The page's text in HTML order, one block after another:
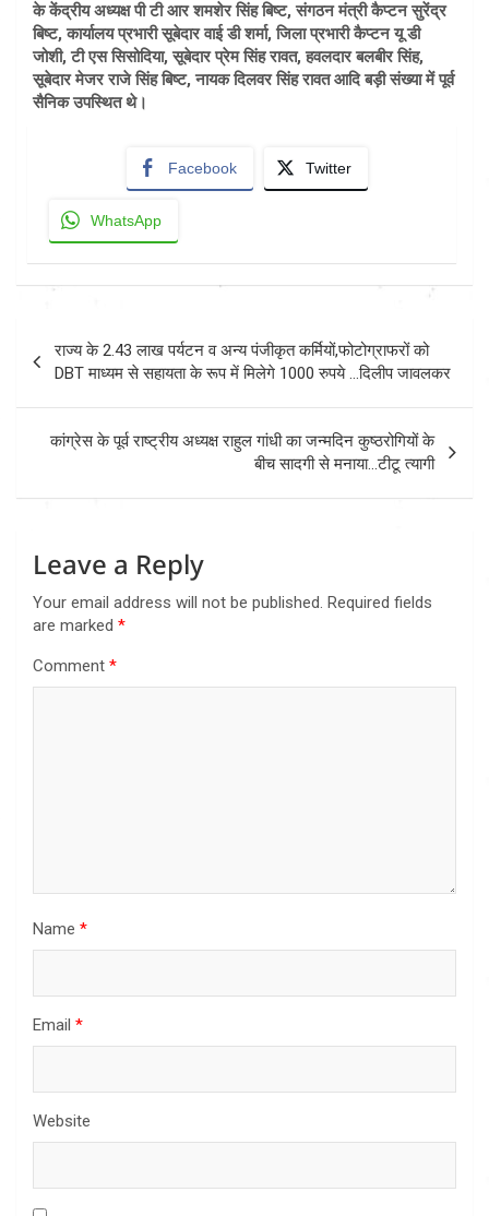
के केंद्रीय अध्यक्ष पी टी आर शमशेर सिंह बिष्ट, संगठन मंत्री कैप्टन सुरेंद्र
बिष्ट, कार्यालय प्रभारी सूबेदार वाई डी शर्मा, जिला प्रभारी कैप्टन यू डी
जोशी, टी एस सिसोदिया, सूबेदार प्रेम सिंह रावत, हवलदार बलबीर सिंह,
सूबेदार मेजर राजे सिंह बिष्ट, नायक दिलवर सिंह रावत आदि बड़ी संख्या में पूर्व
सैनिक उपस्थित थे।
Facebook Twitter
WhatsApp
navigation
राज्य के 2.43 लाख पर्यटन व अन्य पंजीकृत कर्मियों,फोटोग्राफरों को
DBT माध्यम से सहायता के रूप में मिलेगे 1000 रुपये …दिलीप जावलकर
कांग्रेस के पूर्व राष्ट्रीय अध्यक्ष राहुल गांधी का जन्मदिन कुष्ठरोगियों के
बीच सादगी से मनाया…टीटू त्यागी
Leave a Reply
Your email address will not be published. Required fields
are marked *
Comment *
Name *
Email *
Website